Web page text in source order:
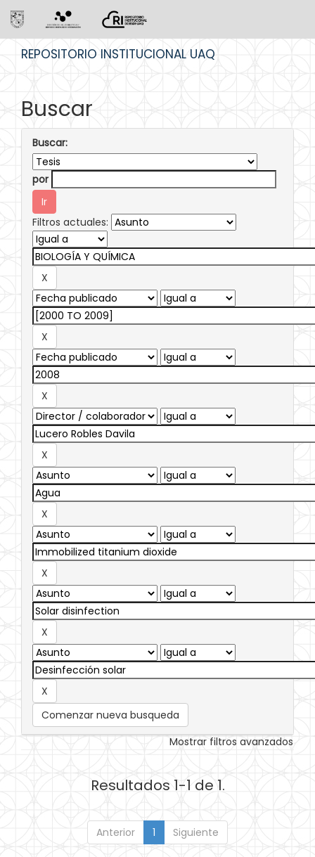
REPOSITORIO INSTITUCIONAL UAQ
Buscar
Buscar:
por
Filtros actuales:
Comenzar nueva busqueda
Mostrar filtros avanzados
Resultados 1-1 de 1.
Anterior 1 Siguiente